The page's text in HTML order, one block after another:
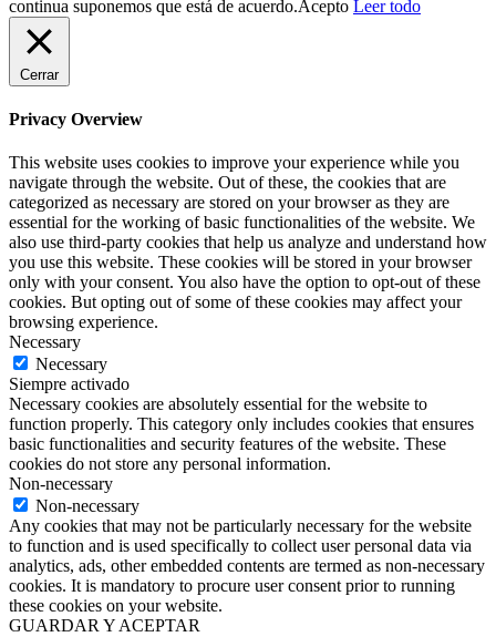
continua suponemos que está de acuerdo.Acepto Leer todo
Cerrar
Privacy Overview
This website uses cookies to improve your experience while you
navigate through the website. Out of these, the cookies that are
categorized as necessary are stored on your browser as they are
essential for the working of basic functionalities of the website. We
also use third-party cookies that help us analyze and understand how
you use this website. These cookies will be stored in your browser
only with your consent. You also have the option to opt-out of these
cookies. But opting out of some of these cookies may affect your
browsing experience.
Necessary
Necessary
Siempre activado
Necessary cookies are absolutely essential for the website to
function properly. This category only includes cookies that ensures
basic functionalities and security features of the website. These
cookies do not store any personal information.
Non-necessary
Non-necessary
Any cookies that may not be particularly necessary for the website
to function and is used specifically to collect user personal data via
analytics, ads, other embedded contents are termed as non-necessary
cookies. It is mandatory to procure user consent prior to running
these cookies on your website.
GUARDAR Y ACEPTAR